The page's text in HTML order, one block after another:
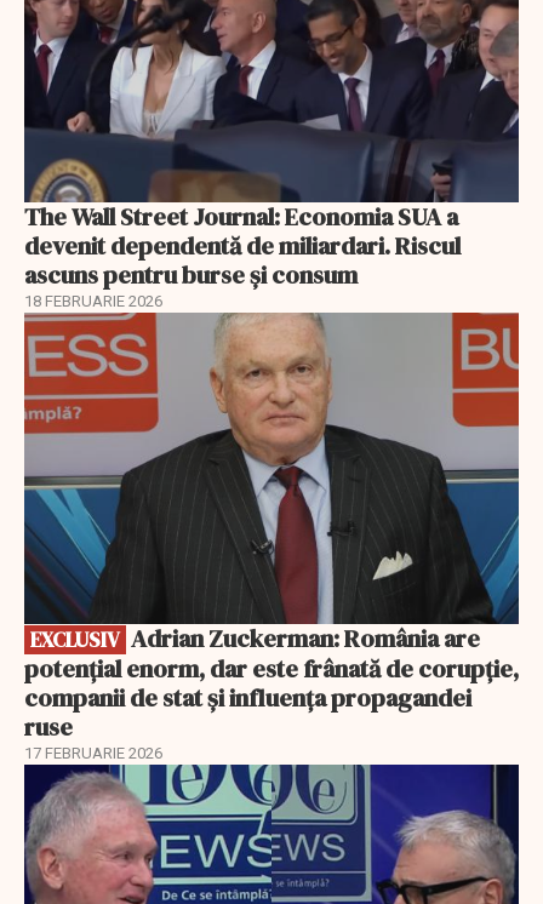
The Wall Street Journal: Economia SUA a
devenit dependentă de miliardari. Riscul
ascuns pentru burse și consum
18 FEBRUARIE 2026
EXCLUSIV
EXCLUSIV
potențial enorm, dar este frânată de corupție,
companii de stat și influența propagandei
ruse
17 FEBRUARIE 2026
EXCLUSIV